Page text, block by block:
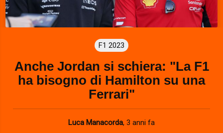
F1 2023
Anche Jordan si schiera: "La F1
ha bisogno di Hamilton su una
Ferrari"
Luca Manacorda, 3 anni fa